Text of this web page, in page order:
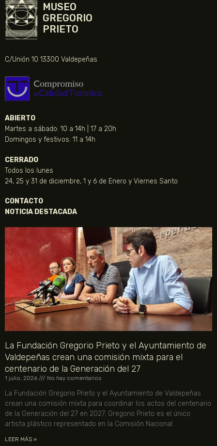
MUSEO
GREGORIO
PRIETO
C/Unión 10 13300 Valdepeñas
ABIERTO
Martes a sábado: 10 a 14h | 17 a 20h
Domingos y festivos: 11 a 14h
CERRADO
Todos los lunes
24, 25 y 31 de diciembre, 1 y 6 de Enero y Viernes Santo
CONTACTO
NOTICIA DESTACADA
La Fundación Gregorio Prieto y el Ayuntamiento de
Valdepeñas crean una comisión mixta para el
centenario de la Generación del 27
1 julio, 2026 No hay comentarios
La Fundación Gregorio Prieto y el Ayuntamiento de Valdepeñas
crean una comisión mixta para coordinar los actos del centenario
de la Generación del 27 en 2027. Gregorio Prieto es el único
artista plástico representado en la Comisión Nacional.
LEER MÁS »